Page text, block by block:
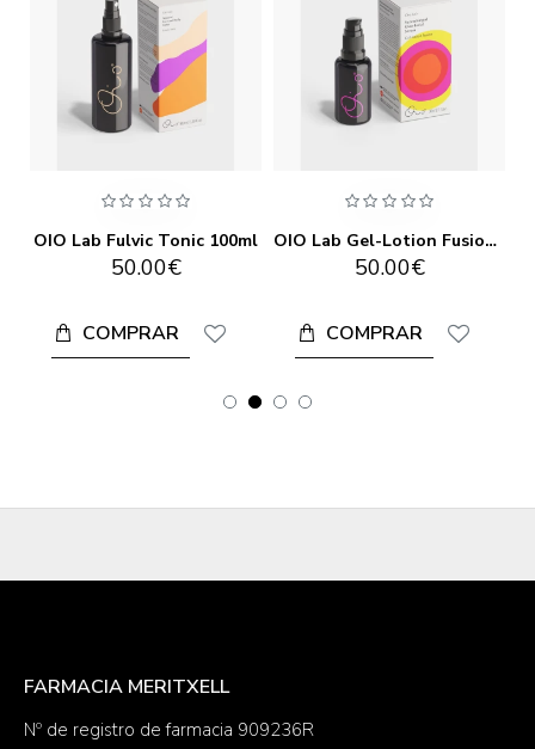
OIO Lab Hyperfresh 10gr
49.00€
COMPRAR
OIO Lab Melting Blush 12gr Future Glow
49.00€
COMPRAR
FARMACIA MERITXELL
Nº de registro de farmacia 909236R